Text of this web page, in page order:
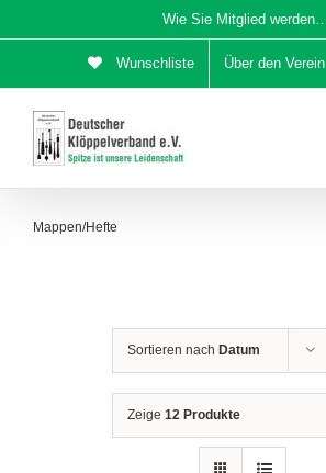
Inhalt
Wie Sie Mitglied werden…
Wunschliste Über den Verein
Mappen/Hefte
Sortieren nach Datum
Zeige 12 Produkte